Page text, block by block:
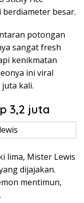
besar.
potongan
sangat fresh
kenikmatan
ini viral
kali.
3,2 juta
lima, Mister Lewis
dijajakan.
mentimun,